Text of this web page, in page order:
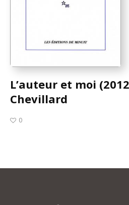
L’auteur et moi
Chevillard
0